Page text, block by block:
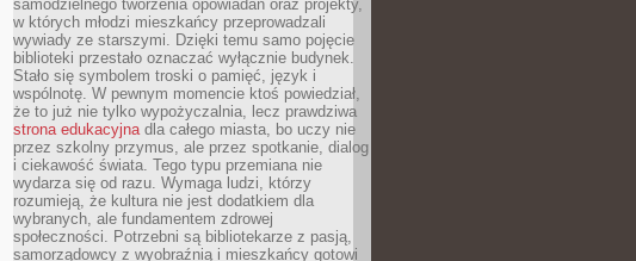
samodzielnego tworzenia opowiadań oraz projekty,
w których młodzi mieszkańcy przeprowadzali
wywiady ze starszymi. Dzięki temu samo pojęcie
biblioteki przestało oznaczać wyłącznie budynek.
Stało się symbolem troski o pamięć, język i
wspólnotę. W pewnym momencie ktoś powiedział,
że to już nie tylko wypożyczalnia, lecz prawdziwa
strona edukacyjnadla całego miasta, bo uczy nie
przez szkolny przymus, ale przez spotkanie, dialog
i ciekawość świata. Tego typu przemiana nie
wydarza się od razu. Wymaga ludzi, którzy
rozumieją, że kultura nie jest dodatkiem dla
wybranych, ale fundamentem zdrowej
społeczności. Potrzebni są bibliotekarze z pasją,
samorządowcy z wyobraźnią i mieszkańcy gotowi